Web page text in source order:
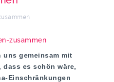
zusammen
uns gemeinsam mit
dass es schön wäre,
Einschränkungen